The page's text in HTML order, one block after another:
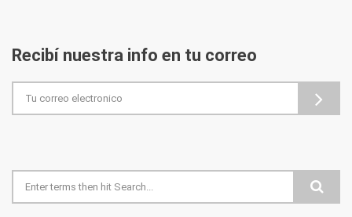
Recibí nuestra info en tu correo
Formulario de búsqueda